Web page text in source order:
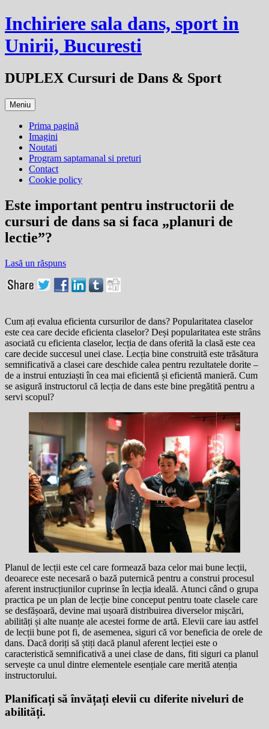
Sari
la
conținut
Inchiriere sala dans, sport in
Unirii, Bucuresti
DUPLEX Cursuri de Dans & Sport
Meniu
Prima pagină
Imagini
Noutati
Program saptamanal si preturi
Contact
Cookie policy
Este important pentru instructorii de
cursuri de dans sa si faca „planuri de
lectie”?
Lasă un răspuns
Cum ați evalua eficienta cursurilor de dans? Popularitatea claselor
este cea care decide eficienta claselor? Deși popularitatea este strâns
asociată cu eficienta claselor, lecția de dans oferită la clasă este cea
care decide succesul unei clase. Lecția bine construită este trăsătura
semnificativă a clasei care deschide calea pentru rezultatele dorite –
de a instrui entuziaști în cea mai eficientă și eficientă manieră. Cum
se asigură instructorul că lecția de dans este bine pregătită pentru a
servi scopul?
Planul de lecții este cel care formează baza celor mai bune lecții,
deoarece este necesară o bază puternică pentru a construi procesul
aferent instrucțiunilor cuprinse în lecția ideală. Atunci când o grupa
practica pe un plan de lecție bine conceput pentru toate clasele care
se desfășoară, devine mai ușoară distribuirea diverselor mișcări,
abilități și alte nuanțe ale acestei forme de artă. Elevii care iau astfel
de lecții bune pot fi, de asemenea, siguri că vor beneficia de orele de
dans. Dacă doriți să știți dacă planul aferent lecției este o
caracteristică semnificativă a unei clase de dans, fiti siguri ca planul
servește ca unul dintre elementele esențiale care merită atenția
instructorului.
Planificați să învățați elevii cu diferite niveluri de
abilități.